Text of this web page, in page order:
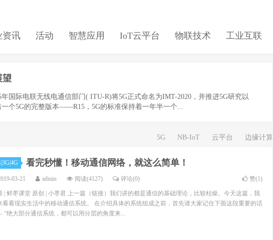
资讯 活动 智慧应用 IoT云平台 物联技术 工业互联
望
国际电联无线电通信部门( ITU-R)将5G正式命名为IMT-2020，并推进5G研究以
一个5G的完整版本——R15，5G的标准保持着一年半一个...
5G NB-IoT 云平台 边缘计算
看完秒懂！移动通信网络，就这么简单！
03-21 admin 阅读(4127) 评论(0) 赞(1)
| 鲜枣课堂 原创 | 小枣君 上一篇（链接）我们讲的都是通信的基础理论，比较枯燥。今天这篇，我
看看现实生活中的移动通信系统。 在介绍具体的系统组成之前，首先请大家记住下面这段重要的话
绝大部分通信系统，都可以用分层的角度来...